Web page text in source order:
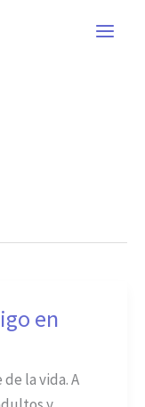
en
la vida. A